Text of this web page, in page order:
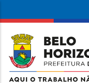
conteúdo
principal
da
Prefeitura
de